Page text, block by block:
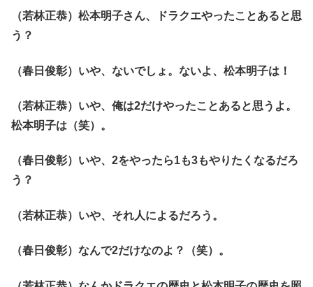
（若林正恭）松本明子さん、ドラクエやったことあると思
う？
（春日俊彰）いや、ないでしょ。ないよ、松本明子は！
（若林正恭）いや、俺は2だけやったことあると思うよ。
松本明子は（笑）。
（春日俊彰）いや、2をやったら1も3もやりたくなるだろ
う？
（若林正恭）いや、それ人によるだろう。
（春日俊彰）なんで2だけなのよ？（笑）。